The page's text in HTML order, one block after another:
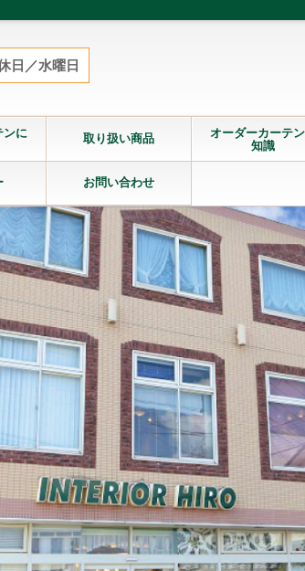
日／水曜日
ンに
取り扱い商品
オーダーカーテ
知識
お問い合わせ